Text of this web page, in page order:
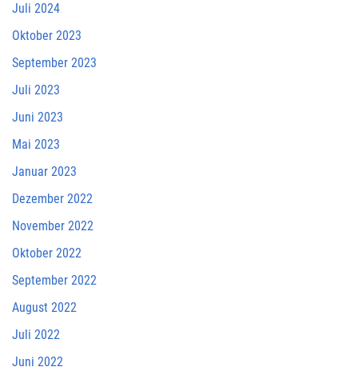
Juli 2024
Oktober 2023
September 2023
Juli 2023
Juni 2023
Mai 2023
Januar 2023
Dezember 2022
November 2022
Oktober 2022
September 2022
August 2022
Juli 2022
Juni 2022